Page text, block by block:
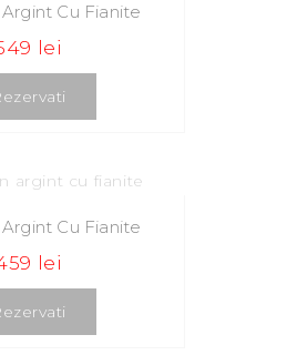
Cu Fianite
lei
Cu Fianite
lei